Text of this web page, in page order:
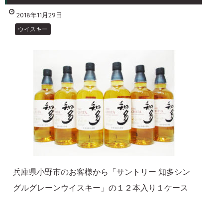
2018年11月29日
ウイスキー
兵庫県小野市のお客様から「サントリー 知多シン
グルグレーンウイスキー」の１２本入り１ケース